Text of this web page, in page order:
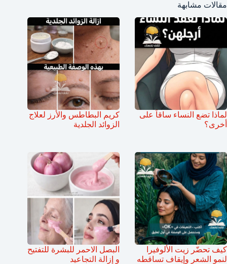
مقالات مشابهة
لماذا تضع النساء ساقاً على
أخرى؟
كريم البطاطس والأرز لعلاج
الزوائد الجلدية
كيف تحضّر زيت الألوفيرا
لنمو الشعر وإيقاف تساقطه
البصل الاحمر للبشرة للتفتيح
و إزالة التجاعيد